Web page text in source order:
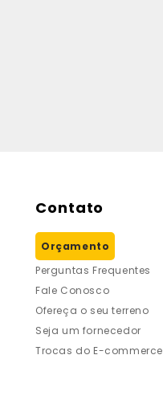
Contato
Orçamento
Perguntas Frequentes
Fale Conosco
Ofereça o seu terreno
Seja um fornecedor
Trocas do E-commerce